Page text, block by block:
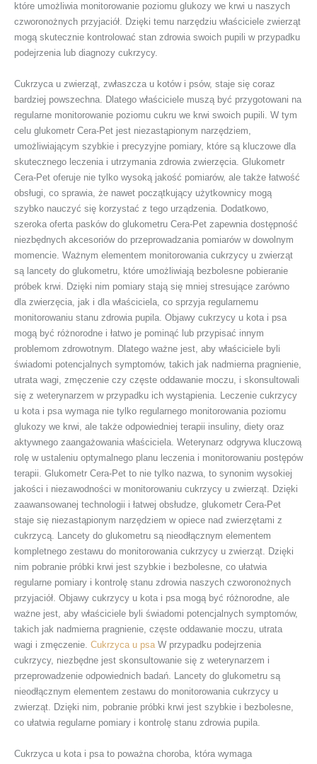
które umożliwia monitorowanie poziomu glukozy we krwi u naszych
czworonożnych przyjaciół. Dzięki temu narzędziu właściciele zwierząt
mogą skutecznie kontrolować stan zdrowia swoich pupili w przypadku
podejrzenia lub diagnozy cukrzycy.
Cukrzyca u zwierząt, zwłaszcza u kotów i psów, staje się coraz
bardziej powszechna. Dlatego właściciele muszą być przygotowani na
regularne monitorowanie poziomu cukru we krwi swoich pupili. W tym
celu glukometr Cera-Pet jest niezastąpionym narzędziem,
umożliwiającym szybkie i precyzyjne pomiary, które są kluczowe dla
skutecznego leczenia i utrzymania zdrowia zwierzęcia. Glukometr
Cera-Pet oferuje nie tylko wysoką jakość pomiarów, ale także łatwość
obsługi, co sprawia, że nawet początkujący użytkownicy mogą
szybko nauczyć się korzystać z tego urządzenia. Dodatkowo,
szeroka oferta pasków do glukometru Cera-Pet zapewnia dostępność
niezbędnych akcesoriów do przeprowadzania pomiarów w dowolnym
momencie. Ważnym elementem monitorowania cukrzycy u zwierząt
są lancety do glukometru, które umożliwiają bezbolesne pobieranie
próbek krwi. Dzięki nim pomiary stają się mniej stresujące zarówno
dla zwierzęcia, jak i dla właściciela, co sprzyja regularnemu
monitorowaniu stanu zdrowia pupila. Objawy cukrzycy u kota i psa
mogą być różnorodne i łatwo je pominąć lub przypisać innym
problemom zdrowotnym. Dlatego ważne jest, aby właściciele byli
świadomi potencjalnych symptomów, takich jak nadmierna pragnienie,
utrata wagi, zmęczenie czy częste oddawanie moczu, i skonsultowali
się z weterynarzem w przypadku ich wystąpienia. Leczenie cukrzycy
u kota i psa wymaga nie tylko regularnego monitorowania poziomu
glukozy we krwi, ale także odpowiedniej terapii insuliny, diety oraz
aktywnego zaangażowania właściciela. Weterynarz odgrywa kluczową
rolę w ustaleniu optymalnego planu leczenia i monitorowaniu postępów
terapii. Glukometr Cera-Pet to nie tylko nazwa, to synonim wysokiej
jakości i niezawodności w monitorowaniu cukrzycy u zwierząt. Dzięki
zaawansowanej technologii i łatwej obsłudze, glukometr Cera-Pet
staje się niezastąpionym narzędziem w opiece nad zwierzętami z
cukrzycą. Lancety do glukometru są nieodłącznym elementem
kompletnego zestawu do monitorowania cukrzycy u zwierząt. Dzięki
nim pobranie próbki krwi jest szybkie i bezbolesne, co ułatwia
regularne pomiary i kontrolę stanu zdrowia naszych czworonożnych
przyjaciół. Objawy cukrzycy u kota i psa mogą być różnorodne, ale
ważne jest, aby właściciele byli świadomi potencjalnych symptomów,
takich jak nadmierna pragnienie, częste oddawanie moczu, utrata
wagi i zmęczenie. Cukrzyca u psaW przypadku podejrzenia
cukrzycy, niezbędne jest skonsultowanie się z weterynarzem i
przeprowadzenie odpowiednich badań. Lancety do glukometru są
nieodłącznym elementem zestawu do monitorowania cukrzycy u
zwierząt. Dzięki nim, pobranie próbki krwi jest szybkie i bezbolesne,
co ułatwia regularne pomiary i kontrolę stanu zdrowia pupila.
Cukrzyca u kota i psa to poważna choroba, która wymaga